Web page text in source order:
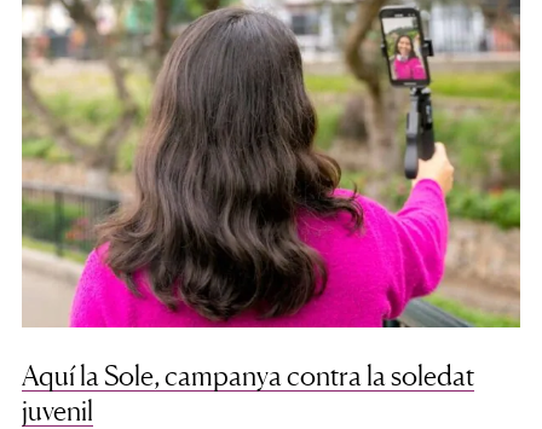
Aquí la Sole, campanya contra la soledat
juvenil